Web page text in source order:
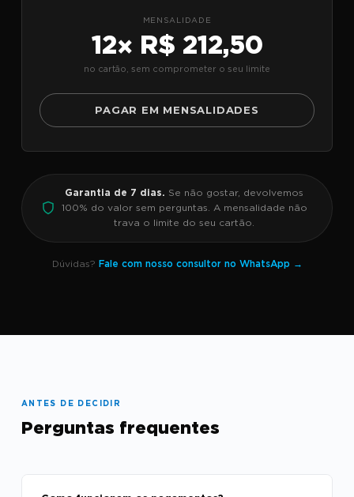
MENSALIDADE
12× R$ 212,50
no cartão, sem comprometer o seu limite
PAGAR EM MENSALIDADES
Garantia de 7 dias. Se não gostar, devolvemos
100% do valor sem perguntas. A mensalidade não
trava o limite do seu cartão.
Dúvidas? Fale com nosso consultor no WhatsApp →
ANTES DE DECIDIR
Perguntas frequentes